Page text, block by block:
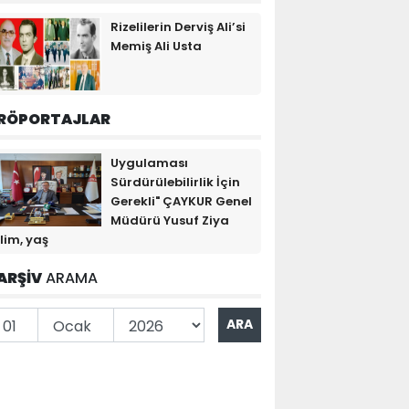
Rizelilerin Derviş Ali’si
Memiş Ali Usta
Uygulaması
Sürdürülebilirlik İçin
Gerekli" ÇAYKUR Genel
Müdürü Yusuf Ziya
yaş
ARAMA